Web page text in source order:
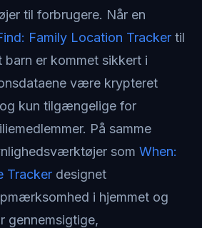
til forbrugere. Når en
Family Location Tracker til
er kommet sikkert i
være krypteret
kun tilgængelige for
På samme
som When:
Tracker designet
i hjemmet og
gennemsigtige,